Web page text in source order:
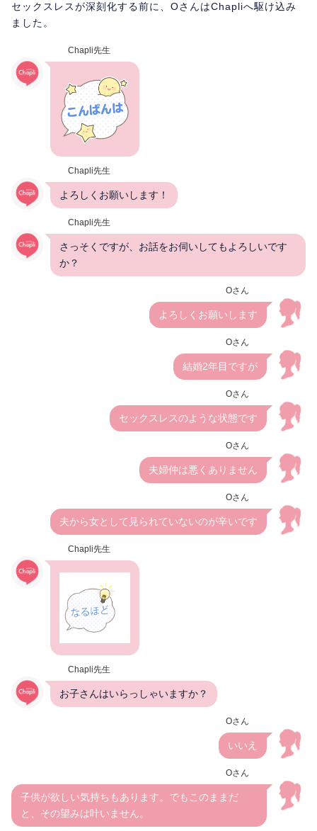
セックスレスが深刻化する前に、OさんはChapliへ駆け込み
ました。
Chapli先生
Chapli先生
よろしくお願いします！
Chapli先生
さっそくですが、お話をお伺いしてもよろしいです
か？
Oさん
よろしくお願いします
Oさん
結婚2年目ですが
Oさん
セックスレスのような状態です
Oさん
夫婦仲は悪くありません
Oさん
夫から女として見られていないのが辛いです
Chapli先生
Chapli先生
お子さんはいらっしゃいますか？
Oさん
いいえ
Oさん
子供が欲しい気持ちもあります。でもこのままだ
と、その望みは叶いません。